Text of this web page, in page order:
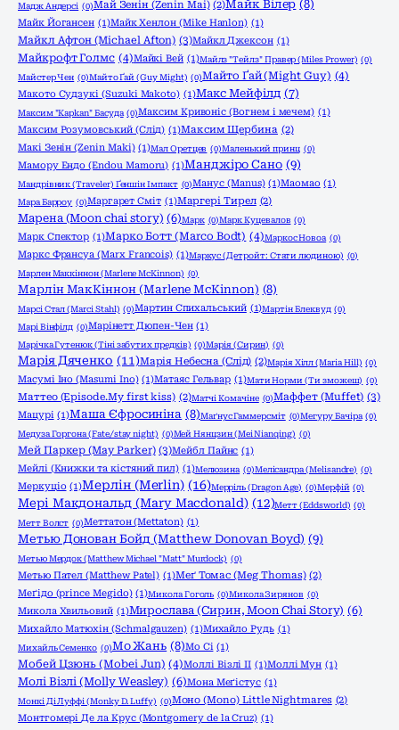
Мадж Андерсі (0)Май Зенін (Zenin Mai) (2)Майк Вілер (8)
Майк Йогансен (1)Майк Хенлон (Mike Hanlon) (1)
Майкл Афтон (Michael Afton) (3)Майкл Джексон (1)
Майкрофт Голмс (4)Майкі Вей (1)Майлз "Тейлз" Правер (Miles Prower) (0)
Майстер Чен (0)Майто Ґай (Guy Might) (0)Майто Ґай (Might Guy) (4)
Макото Судзукі (Suzuki Makoto) (1)Макс Мейфілд (7)
Максим "Kapkan" Басуда (0)Максим Кривоніс (Вогнем і мечем) (1)
Максим Розумовський (Слід) (1)Максим Щербина (2)
Макі Зенін (Zenin Maki) (1)Мал Оретцев (0)Маленький принц (0)
Мамору Ендо (Endou Mamoru) (1)Манджіро Сано (9)
Мандрівник (Traveler) Ґеншін Імпакт (0)Манус (Manus) (1)Маомао (1)
Мара Барроу (0)Маргарет Сміт (1)Маргері Тирел (2)
Марена (Moon chai story) (6)Марк (0)Марк Куцевалов (0)
Марк Спектор (1)Марко Ботт (Marco Bodt) (4)Маркос Новоа (0)
Маркс Франсуа (Marx Francois) (1)Маркус (Детройт: Стати людиною) (0)
Марлен Маккіннон (Marlene McKinnon) (0)
Марлін МакКіннон (Marlene McKinnon) (8)
Марсі Стал (Marci Stahl) (0)Мартин Спихальський (1)Мартін Блеквуд (0)
Марі Вінфілд (0)Марінетт Дюпен-Чен (1)
Марічка Гутенюк (Тіні забутих предків) (0)Марія (Сирин) (0)
Марія Дяченко (11)Марія Небесна (Слід) (2)Марія Хілл (Maria Hill) (0)
Масумі Іно (Masumi Ino) (1)Матаяс Гельвар (1)Мати Норми (Ти зможеш) (0)
Маттео (Episode.My first kiss) (2)Матчі Комачіне (0)Маффет (Muffet) (3)
Мацурі (1)Маша Єфросиніна (8)Маґнус Гаммерсміт (0)Мегуру Бачіра (0)
Медуза Горгона (Fate/stay night) (0)Мей Нянцзин (Mei Nianqing) (0)
Мей Паркер (May Parker) (3)Мейбл Пайнс (1)
Мейлі (Книжки та кістяний пил) (1)Мелюзина (0)Мелісандра (Melisandre) (0)
Меркуціо (1)Мерлін (Merlin) (16)Мерріль (Dragon Age) (0)Мерфій (0)
Мері Макдональд (Mary Macdonald) (12)Метт (Eddsworld) (0)
Метт Волст (0)Меттатон (Mettaton) (1)
Метью Донован Бойд (Matthew Donovan Boyd) (9)
Метью Мердок (Matthew Michael "Matt" Murdock) (0)
Метью Пател (Matthew Patel) (1)Меґ Томас (Meg Thomas) (2)
Меґідо (prince Megido) (1)Микола Гоголь (0)Микола Зирянов (0)
Микола Хвильовий (1)Мирослава (Сирин, Moon Chai Story) (6)
Михайло Матюхін (Schmalgauzen) (1)Михайло Рудь (1)
Михайль Семенко (0)Мо Жань (8)Мо Сі (1)
Мобей Цзюнь (Mobei Jun) (4)Моллі Візлі ІІ (1)Моллі Мун (1)
Молі Візлі (Molly Weasley) (6)Мона Меґістус (1)
Монкі Ді Луффі (Monky D. Luffy) (0)Моно (Mono) Little Nightmares (2)
Монтгомері Де ла Крус (Montgomery de la Cruz) (1)